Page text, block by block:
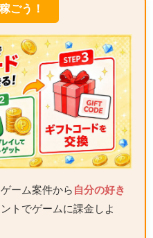
ごう！
ーム案件から 自分の好き
トでゲームに課金しよ